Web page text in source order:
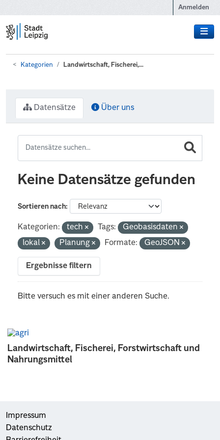
Anmelden
Kategorien Landwirtschaft, Fischerei,...
Landwirtschaft, Fischerei, Forstwirtschaft und
Nahrungsmittel
Datensätze Über uns
Keine Datensätze gefunden
Sortieren nach
Kategorien: tech Tags:
Geobasisdaten
lokal
Planung Formate: GeoJSON
Ergebnisse filtern
Bitte versuch es mit einer anderen Suche.
Impressum
Datenschutz